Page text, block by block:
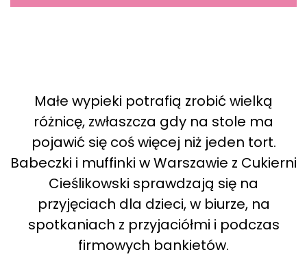
Małe wypieki potrafią zrobić wielką
różnicę, zwłaszcza gdy na stole ma
pojawić się coś więcej niż jeden tort.
Babeczki i muffinki w Warszawie z Cukierni
Cieślikowski sprawdzają się na
przyjęciach dla dzieci, w biurze, na
spotkaniach z przyjaciółmi i podczas
firmowych bankietów.